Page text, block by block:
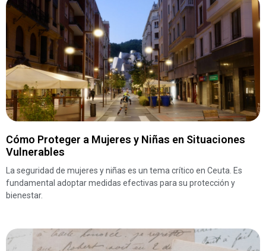
Cómo Proteger a Mujeres y Niñas en Situaciones
Vulnerables
La seguridad de mujeres y niñas es un tema crítico en Ceuta. Es
fundamental adoptar medidas efectivas para su protección y
bienestar.